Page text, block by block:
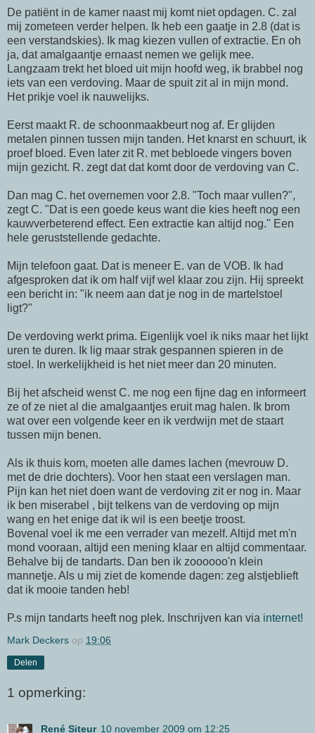
De patiënt in de kamer naast mij komt niet opdagen. C. zal
mij zometeen verder helpen. Ik heb een gaatje in 2.8 (dat is
een verstandskies). Ik mag kiezen vullen of extractie. En oh
ja, dat amalgaantje ernaast nemen we gelijk mee.
Langzaam trekt het bloed uit mijn hoofd weg, ik brabbel nog
iets van een verdoving. Maar de spuit zit al in mijn mond.
Het prikje voel ik nauwelijks.
Eerst maakt R. de schoonmaakbeurt nog af. Er glijden
metalen pinnen tussen mijn tanden. Het knarst en schuurt, ik
proef bloed. Even later zit R. met bebloede vingers boven
mijn gezicht. R. zegt dat dat komt door de verdoving van C.
Dan mag C. het overnemen voor 2.8. "Toch maar vullen?",
zegt C. "Dat is een goede keus want die kies heeft nog een
kauwverbeterend effect. Een extractie kan altijd nog." Een
hele geruststellende gedachte.
Mijn telefoon gaat. Dat is meneer E. van de VOB. Ik had
afgesproken dat ik om half vijf wel klaar zou zijn. Hij spreekt
een bericht in: "ik neem aan dat je nog in de martelstoel
ligt?"
De verdoving werkt prima. Eigenlijk voel ik niks maar het lijkt
uren te duren. Ik lig maar strak gespannen spieren in de
stoel. In werkelijkheid is het niet meer dan 20 minuten.
Bij het afscheid wenst C. me nog een fijne dag en informeert
ze of ze niet al die amalgaantjes eruit mag halen. Ik brom
wat over een volgende keer en ik verdwijn met de staart
tussen mijn benen.
Als ik thuis kom, moeten alle dames lachen (mevrouw D.
met de drie dochters). Voor hen staat een verslagen man.
Pijn kan het niet doen want de verdoving zit er nog in. Maar
ik ben miserabel , bijt telkens van de verdoving op mijn
wang en het enige dat ik wil is een beetje troost.
Bovenal voel ik me een verrader van mezelf. Altijd met m'n
mond vooraan, altijd een mening klaar en altijd commentaar.
Behalve bij de tandarts. Dan ben ik zoooooo'n klein
mannetje. Als u mij ziet de komende dagen: zeg alstjeblieft
dat ik mooie tanden heb!
P.s mijn tandarts heeft nog plek. Inschrijven kan via internet!
Mark Deckers op 19:06
Delen
1 opmerking:
René Siteur 10 november 2009 om 12:25